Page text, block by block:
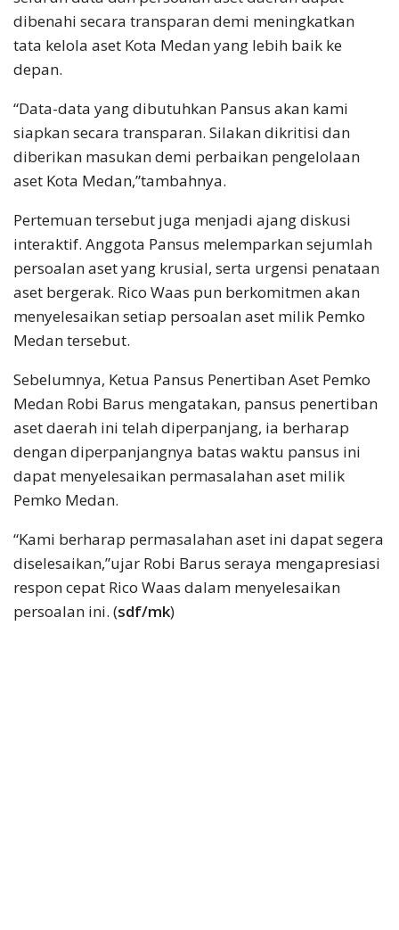
dibenahi secara transparan demi meningkatkan
tata kelola aset Kota Medan yang lebih baik ke
depan.
“Data-data yang dibutuhkan Pansus akan kami
siapkan secara transparan. Silakan dikritisi dan
diberikan masukan demi perbaikan pengelolaan
aset Kota Medan,”tambahnya.
Pertemuan tersebut juga menjadi ajang diskusi
interaktif. Anggota Pansus melemparkan sejumlah
persoalan aset yang krusial, serta urgensi penataan
aset bergerak. Rico Waas pun berkomitmen akan
menyelesaikan setiap persoalan aset milik Pemko
Medan tersebut.
Sebelumnya, Ketua Pansus Penertiban Aset Pemko
Medan Robi Barus mengatakan, pansus penertiban
aset daerah ini telah diperpanjang, ia berharap
dengan diperpanjangnya batas waktu pansus ini
dapat menyelesaikan permasalahan aset milik
Pemko Medan.
“Kami berharap permasalahan aset ini dapat segera
diselesaikan,”ujar Robi Barus seraya mengapresiasi
respon cepat Rico Waas dalam menyelesaikan
persoalan ini. (sdf/mk)